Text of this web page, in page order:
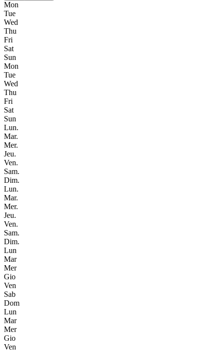
Mon
Tue
Wed
Thu
Fri
Sat
Sun
Mon
Tue
Wed
Thu
Fri
Sat
Sun
Lun.
Mar.
Mer.
Jeu.
Ven.
Sam.
Dim.
Lun.
Mar.
Mer.
Jeu.
Ven.
Sam.
Dim.
Lun
Mar
Mer
Gio
Ven
Sab
Dom
Lun
Mar
Mer
Gio
Ven